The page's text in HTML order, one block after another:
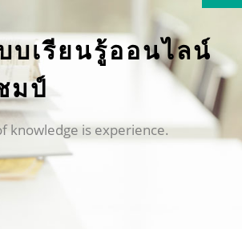
บเรียนรู้ออนไลน์
มป์
knowledge is experience.